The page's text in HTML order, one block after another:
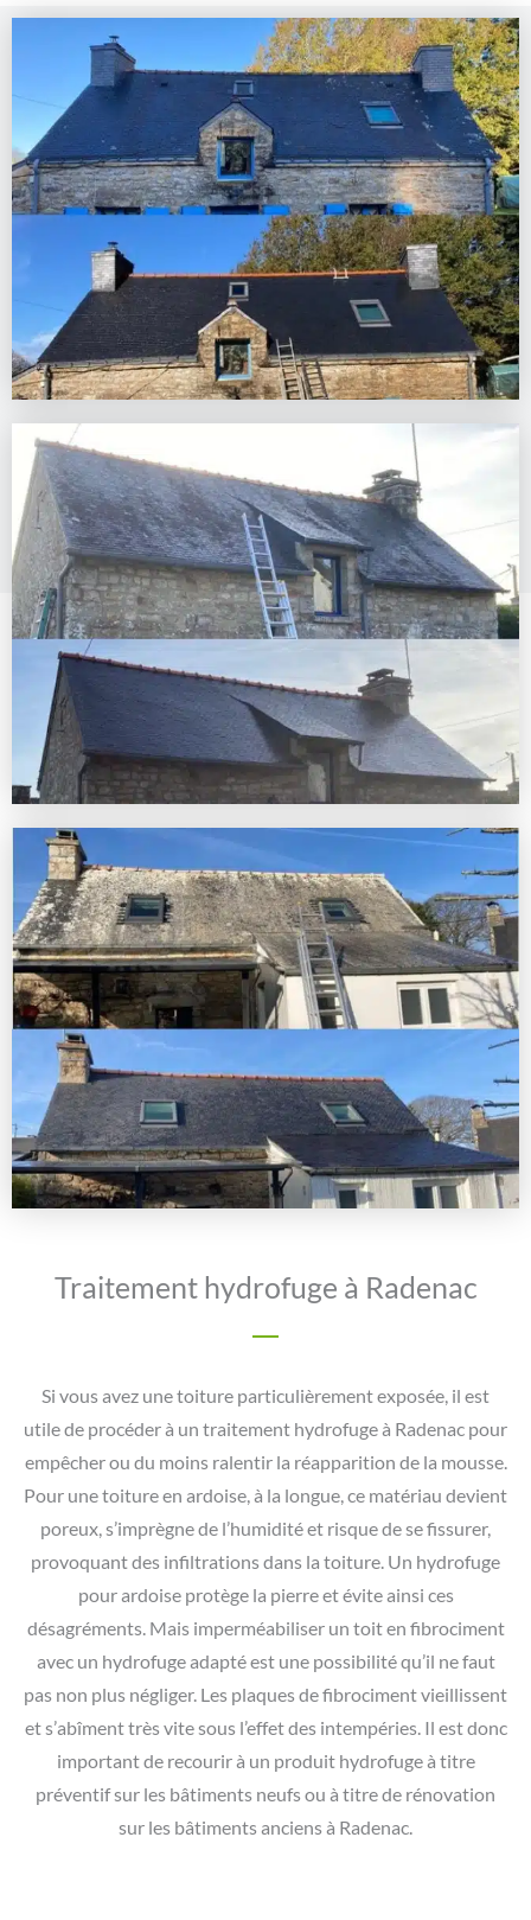
Traitement hydrofuge à Radenac
Si vous avez une toiture particulièrement exposée, il est
utile de procéder à un traitement hydrofuge à Radenac pour
empêcher ou du moins ralentir la réapparition de la mousse.
Pour une toiture en ardoise, à la longue, ce matériau devient
poreux, s’imprègne de l’humidité et risque de se fissurer,
provoquant des infiltrations dans la toiture. Un hydrofuge
pour ardoise protège la pierre et évite ainsi ces
désagréments. Mais imperméabiliser un toit en fibrociment
avec un hydrofuge adapté est une possibilité qu’il ne faut
pas non plus négliger. Les plaques de fibrociment vieillissent
et s’abîment très vite sous l’effet des intempéries. Il est donc
important de recourir à un produit hydrofuge à titre
préventif sur les bâtiments neufs ou à titre de rénovation
sur les bâtiments anciens à Radenac.